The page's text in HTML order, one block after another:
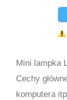
Mini lampka
Cechy
komputera